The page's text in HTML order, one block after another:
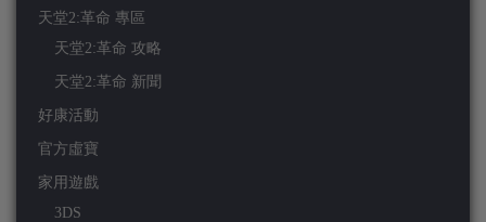
天堂2:革命 專區
天堂2:革命 攻略
天堂2:革命 新聞
好康活動
官方虛寶
家用遊戲
3DS